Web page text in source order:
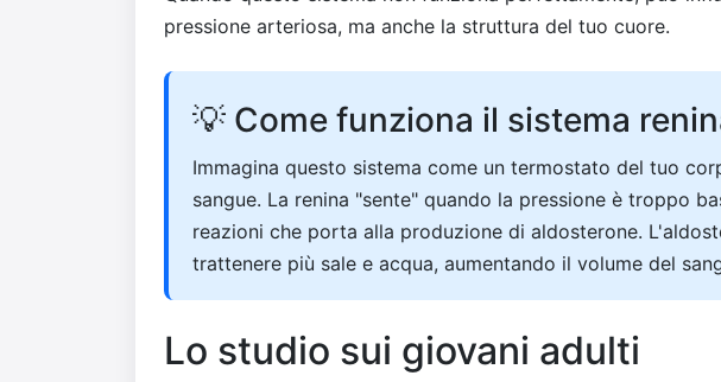
pressione arteriosa, ma anche la struttura del tuo cuore.
💡 Come funziona il sistema
Immagina questo sistema come un termostato del tuo
sangue. La renina "sente" quando la pressione è troppo
reazioni che porta alla produzione di aldosterone.
trattenere più sale e acqua, aumentando il volume del
Lo studio sui giovani adulti